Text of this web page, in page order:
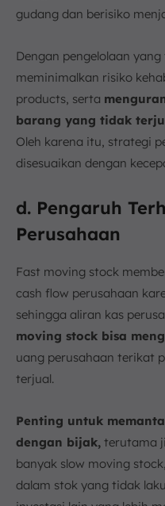
gudang dan berisiko
Dengan pengelolaan
meminimalkan risiko
products, serta
barang yang tidak
Oleh karena itu, strategi
disesuaikan dengan
d. Pengaruh
Perusahaan
Fast moving stock
cash flow perusahaan
sehingga aliran kas
moving stock bisa
uang perusahaan terikat
terjual.
Penting untuk
dengan bijak, terutama
banyak slow moving
dalam stok yang tidak